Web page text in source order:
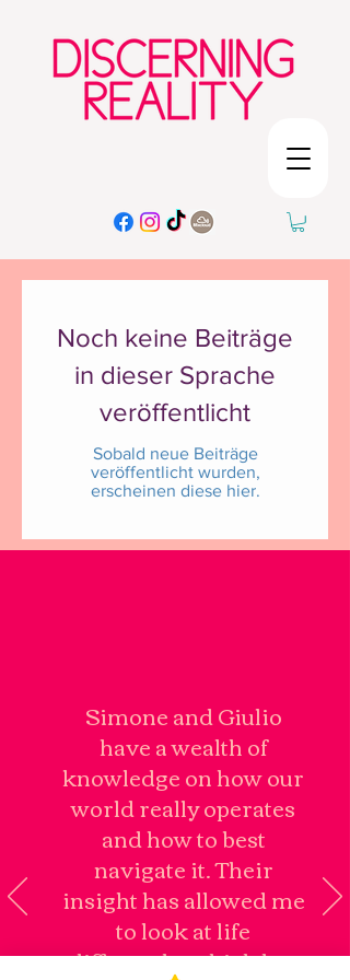
Noch keine Beiträge
in dieser Sprache
veröffentlicht
Sobald neue Beiträge
veröffentlicht wurden,
erscheinen diese hier.
Simone and Giulio
have a wealth of
knowledge on how our
world really operates
and how to best
navigate it. Their
insight has allowed me
to look at life
differently, which has